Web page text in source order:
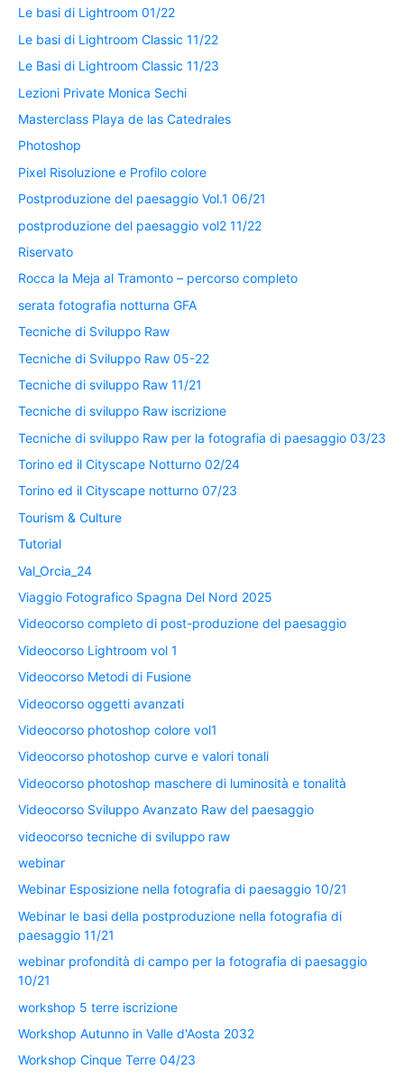
Le basi di Lightroom 01/22
Le basi di Lightroom Classic 11/22
Le Basi di Lightroom Classic 11/23
Lezioni Private Monica Sechi
Masterclass Playa de las Catedrales
Photoshop
Pixel Risoluzione e Profilo colore
Postproduzione del paesaggio Vol.1 06/21
postproduzione del paesaggio vol2 11/22
Riservato
Rocca la Meja al Tramonto – percorso completo
serata fotografia notturna GFA
Tecniche di Sviluppo Raw
Tecniche di Sviluppo Raw 05-22
Tecniche di sviluppo Raw 11/21
Tecniche di sviluppo Raw iscrizione
Tecniche di sviluppo Raw per la fotografia di paesaggio 03/23
Torino ed il Cityscape Notturno 02/24
Torino ed il Cityscape notturno 07/23
Tourism & Culture
Tutorial
Val_Orcia_24
Viaggio Fotografico Spagna Del Nord 2025
Videocorso completo di post-produzione del paesaggio
Videocorso Lightroom vol 1
Videocorso Metodi di Fusione
Videocorso oggetti avanzati
Videocorso photoshop colore vol1
Videocorso photoshop curve e valori tonali
Videocorso photoshop maschere di luminosità e tonalità
Videocorso Sviluppo Avanzato Raw del paesaggio
videocorso tecniche di sviluppo raw
webinar
Webinar Esposizione nella fotografia di paesaggio 10/21
Webinar le basi della postproduzione nella fotografia di
paesaggio 11/21
webinar profondità di campo per la fotografia di paesaggio
10/21
workshop 5 terre iscrizione
Workshop Autunno in Valle d'Aosta 2032
Workshop Cinque Terre 04/23